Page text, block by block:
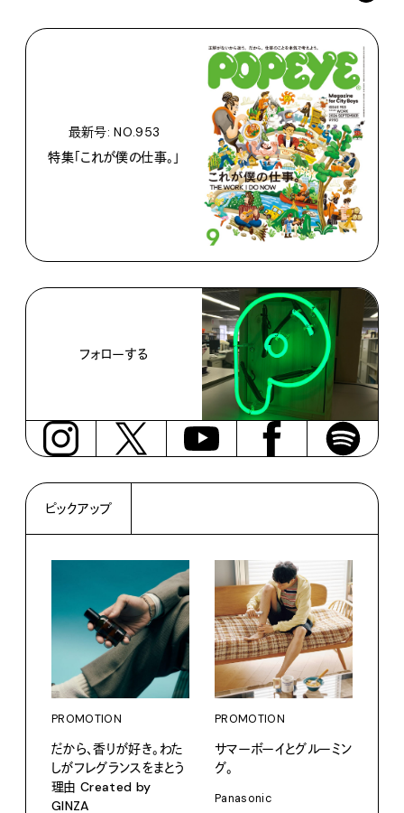
最新号: NO.953
特集「これが僕の仕事。」
フォローする
ピックアップ
PROMOTION
だから、香りが好き。わた
しがフレグランスをまとう
理由 Created by
GINZA
PROMOTION
サマーボーイとグルーミン
グ。
Panasonic